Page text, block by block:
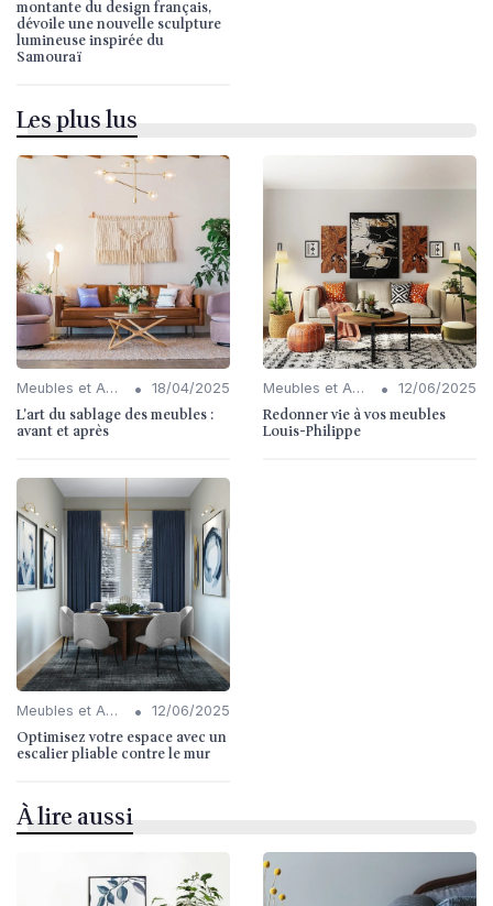
montante du design français,
dévoile une nouvelle sculpture
lumineuse inspirée du
Samouraï
Les plus lus
Meubles et Accessoires • 18/04/2025
L'art du sablage des meubles :
avant et après
Meubles et Accessoires • 12/06/2025
Redonner vie à vos meubles
Louis-Philippe
Meubles et Accessoires • 12/06/2025
Optimisez votre espace avec un
escalier pliable contre le mur
À lire aussi